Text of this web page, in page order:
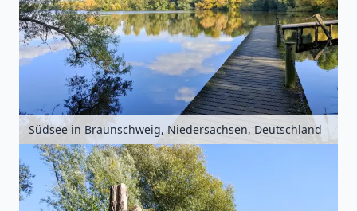
Südsee in Braunschweig, Niedersachsen, Deutschland